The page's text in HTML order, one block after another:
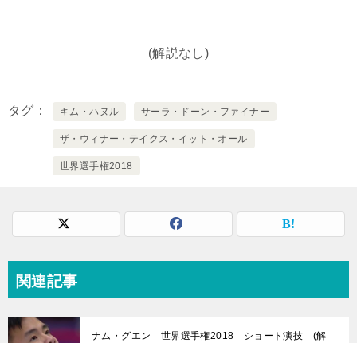
(解説なし)
タグ キム・ハヌル サーラ・ドーン・ファイナー
ザ・ウィナー・テイクス・イット・オール
世界選手権2018
関連記事
ナム・グエン 世界選手権2018 ショート演技 (解